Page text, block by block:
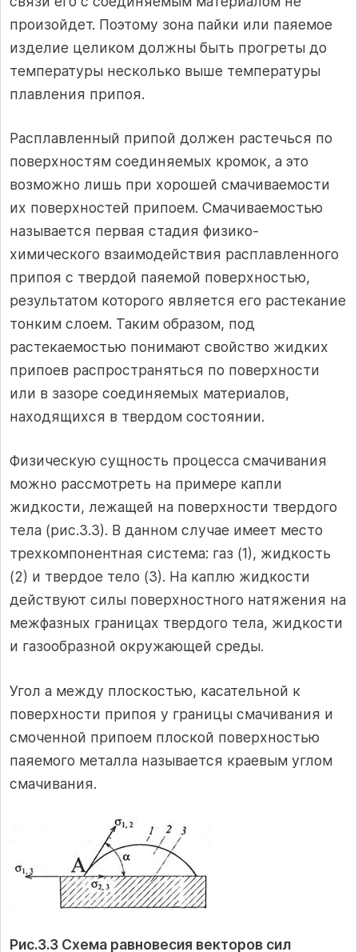
произойдет. Поэтому зона пайки или паяемое
изделие целиком должны быть прогреты до
температуры несколько выше температуры
плавления припоя.
Расплавленный припой должен растечься по
поверхностям соединяемых кромок, а это
возможно лишь при хорошей смачиваемости
их поверхностей припоем. Смачиваемостью
называется первая стадия физико-
химического взаимодействия расплавленного
припоя с твердой паяемой поверхностью,
результатом которого является его растекание
тонким слоем. Таким образом, под
растекаемостью понимают свойство жидких
припоев распространяться по поверхности
или в зазоре соединяемых материалов,
находящихся в твердом состоянии.
Физическую сущность процесса смачивания
можно рассмотреть на примере капли
жидкости, лежащей на поверхности твердого
тела (рис.3.3). В данном случае имеет место
трехкомпонентная система: газ (1), жид­кость
(2) и твердое тело (3). На каплю жидкости
действуют силы поверхностного натяжения на
межфазных границах твердого тела, жидкости
и газообразной окружающей среды.
Угол а между плоскостью, касательной к
поверхности припоя у границы смачивания и
смоченной припоем плоской поверхностью
паяемого металла называется краевым углом
смачивания.
Рис.3.3 Схема равновесия векторов сил